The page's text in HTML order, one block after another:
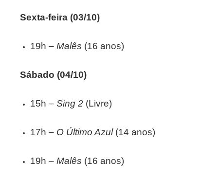
Sexta-feira (03/10)
19h – Malês (16 anos)
Sábado (04/10)
15h – Sing 2 (Livre)
17h – O Último Azul(14 anos)
19h – Malês (16 anos)